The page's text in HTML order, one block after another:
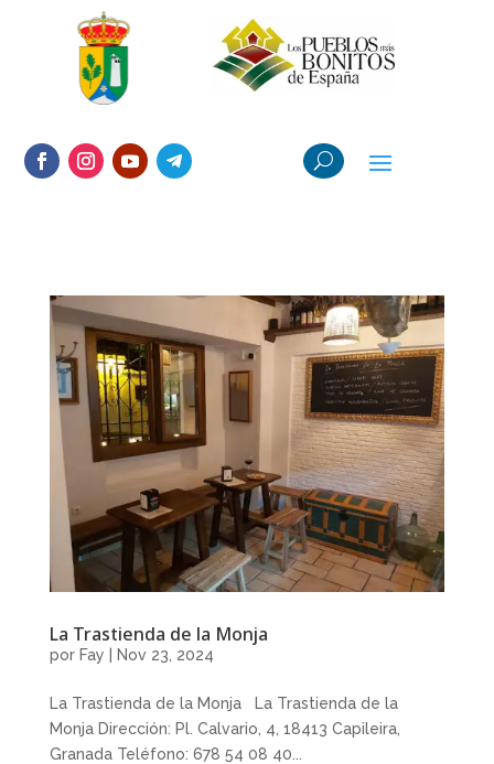
La Trastienda de la Monja
por Fay Nov 23, 2024
La Trastienda de la Monja La Trastienda de la
Monja Dirección: Pl. Calvario, 4, 18413 Capileira,
Granada Teléfono: 678 54 08 40...